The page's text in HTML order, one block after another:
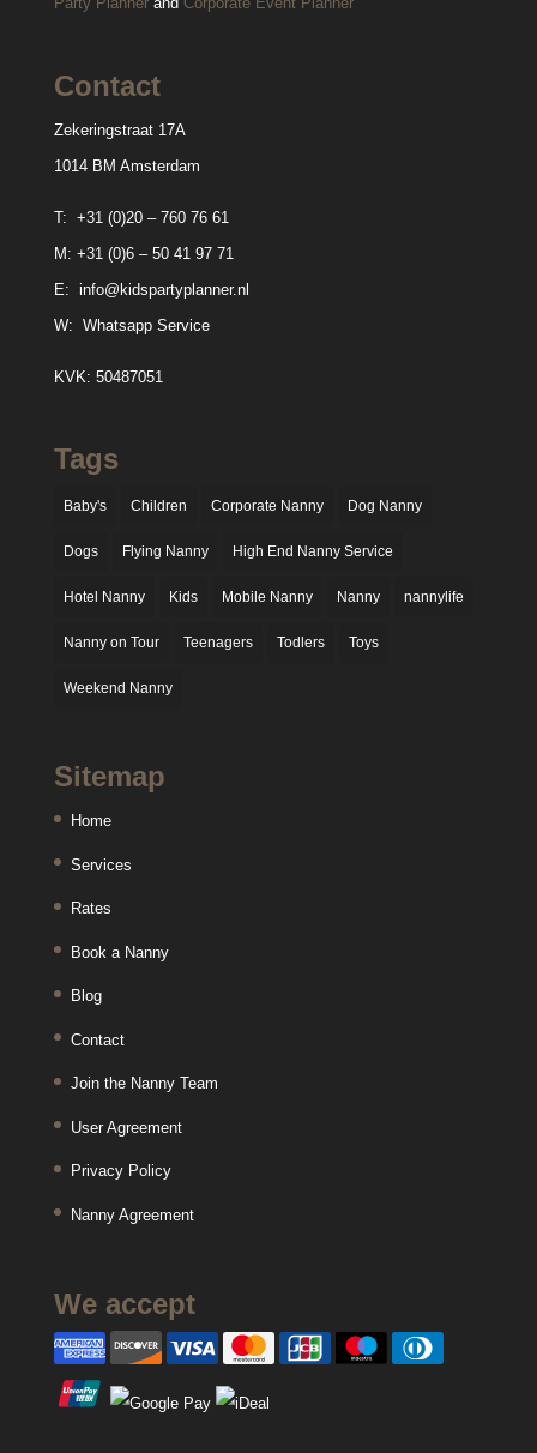
Contact
Zekeringstraat 17A
1014 BM Amsterdam
T: +31 (0)20 – 760 76 61
M: +31 (0)6 – 50 41 97 71
E: info@kidspartyplanner.nl
W: Whatsapp Service
KVK: 50487051
Tags
Baby's Children Corporate Nanny Dog Nanny
Dogs Flying Nanny High End Nanny Service
Hotel Nanny Kids Mobile Nanny Nanny nannylife
Nanny on Tour Teenagers Todlers Toys
Weekend Nanny
Sitemap
Home
Services
Rates
Book a Nanny
Blog
Contact
Join the Nanny Team
User Agreement
Privacy Policy
Nanny Agreement
We accept